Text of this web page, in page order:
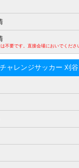
不要です。直接会場においでくだ
ャレンジサッカー 刈